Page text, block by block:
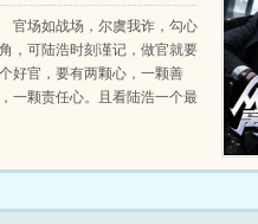
官场如战场，尔虞我诈，勾心
，可陆浩时刻谨记，做官就要
好官，要有两颗心，一颗善
一颗责任心。且看陆浩一个最
风，不畏权贵，官运亨通。...